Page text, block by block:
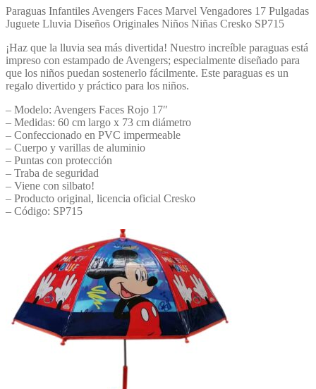
Paraguas Infantiles Avengers Faces Marvel Vengadores 17 Pulgadas
Juguete Lluvia Diseños Originales Niños Niñas Cresko SP715
¡Haz que la lluvia sea más divertida! Nuestro increíble paraguas está
impreso con estampado de Avengers; especialmente diseñado para
que los niños puedan sostenerlo fácilmente. Este paraguas es un
regalo divertido y práctico para los niños.
– Modelo: Avengers Faces Rojo 17″
– Medidas: 60 cm largo x 73 cm diámetro
– Confeccionado en PVC impermeable
– Cuerpo y varillas de aluminio
– Puntas con protección
– Traba de seguridad
– Viene con silbato!
– Producto original, licencia oficial Cresko
– Código: SP715